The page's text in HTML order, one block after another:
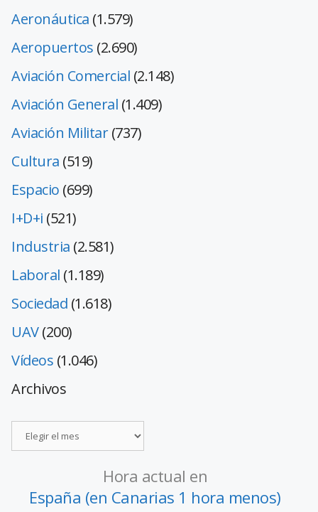
Aeronáutica (1.579)
Aeropuertos (2.690)
Aviación Comercial (2.148)
Aviación General (1.409)
Aviación Militar(737)
Cultura (519)
Espacio (699)
I+D+i (521)
Industria (2.581)
Laboral (1.189)
Sociedad (1.618)
UAV(200)
Vídeos (1.046)
Archivos
Hora actual en
España (en Canarias 1 hora menos)